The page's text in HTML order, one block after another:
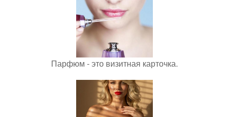
Парфюм - это визитная карточка.